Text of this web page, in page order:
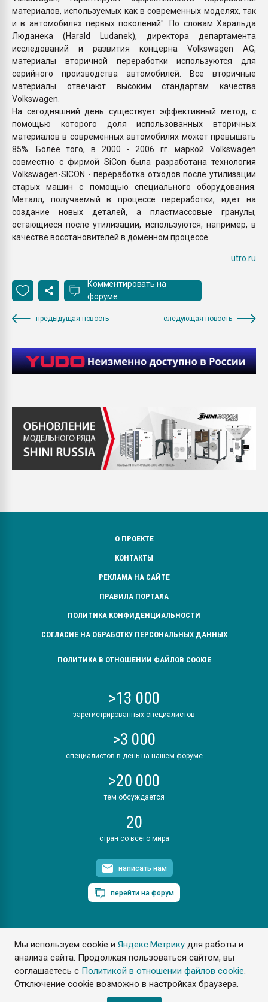
Мы используем cookie иЯндекс.Метрику для работы и
анализа сайта. Продолжая пользоваться сайтом, вы
соглашаетесь с Политикой в отношении файлов cookie.
Отключение cookie возможно в настройках браузера.
материалов, используемых как в современных моделях, так
и в автомобилях первых поколений". По словам Харальда
Люданека (Harald Ludanek), директора департамента
исследований и развития концерна Volkswagen AG,
материалы вторичной переработки используются для
серийного производства автомобилей. Все вторичные
материалы отвечают высоким стандартам качества
Volkswagen.
На сегодняшний день существует эффективный метод, с
помощью которого доля использованных вторичных
материалов в современных автомобилях может превышать
85%. Более того, в 2000 - 2006 гг. маркой Volkswagen
совместно с фирмой SiCon была разработана технология
Volkswagen-SICON - переработка отходов после утилизации
старых машин с помощью специального оборудования.
Металл, получаемый в процессе переработки, идет на
создание новых деталей, а пластмассовые гранулы,
остающиеся после утилизации, используются, например, в
качестве восстановителей в доменном процессе.
utro.ru
Комментировать на
форуме
предыдущая новость следующая новость
О ПРОЕКТЕ
КОНТАКТЫ
РЕКЛАМА НА САЙТЕ
ПРАВИЛА ПОРТАЛА
ПОЛИТИКА КОНФИДЕНЦИАЛЬНОСТИ
СОГЛАСИЕ НА ОБРАБОТКУ ПЕРСОНАЛЬНЫХ ДАННЫХ
ПОЛИТИКА В ОТНОШЕНИИ ФАЙЛОВ COOKIE
>13 000
зарегистрированных специалистов
>3 000
специалистов в день на нашем форуме
>20 000
тем обсуждается
20
стран со всего мира
написать нам
перейти на форум
ПластЭксперт © 2006. Все права защищены
Разрешается копирование материалов сайта с обязательной
ссылкой на www.e-plastic.ru
Разработка сайта